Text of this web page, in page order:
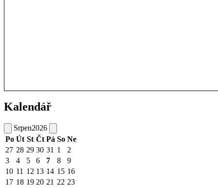
Kalendář
Srpen2026
Po Út St Čt Pá So Ne
27 28 29 30 31 1
2
3
4 5 6 7 8
9
10 11 12 13 14 15 16
17 18 19 20 21 22 23